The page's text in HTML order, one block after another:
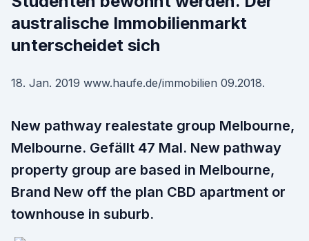
australische Immobilienmarkt
unterscheidet sich
18. Jan. 2019 www.haufe.de/immobilien 09.2018.
New pathway realestate group Melbourne,
Melbourne. Gefällt 47 Mal. New pathway
property group are based in Melbourne,
Brand New off the plan CBD apartment or
townhouse in suburb.